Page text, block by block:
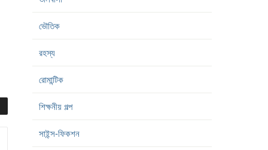
ভৌতিক
রহস্য
রোমান্টিক
শিক্ষনীয় গল্প
সাইন্স-ফিকশন